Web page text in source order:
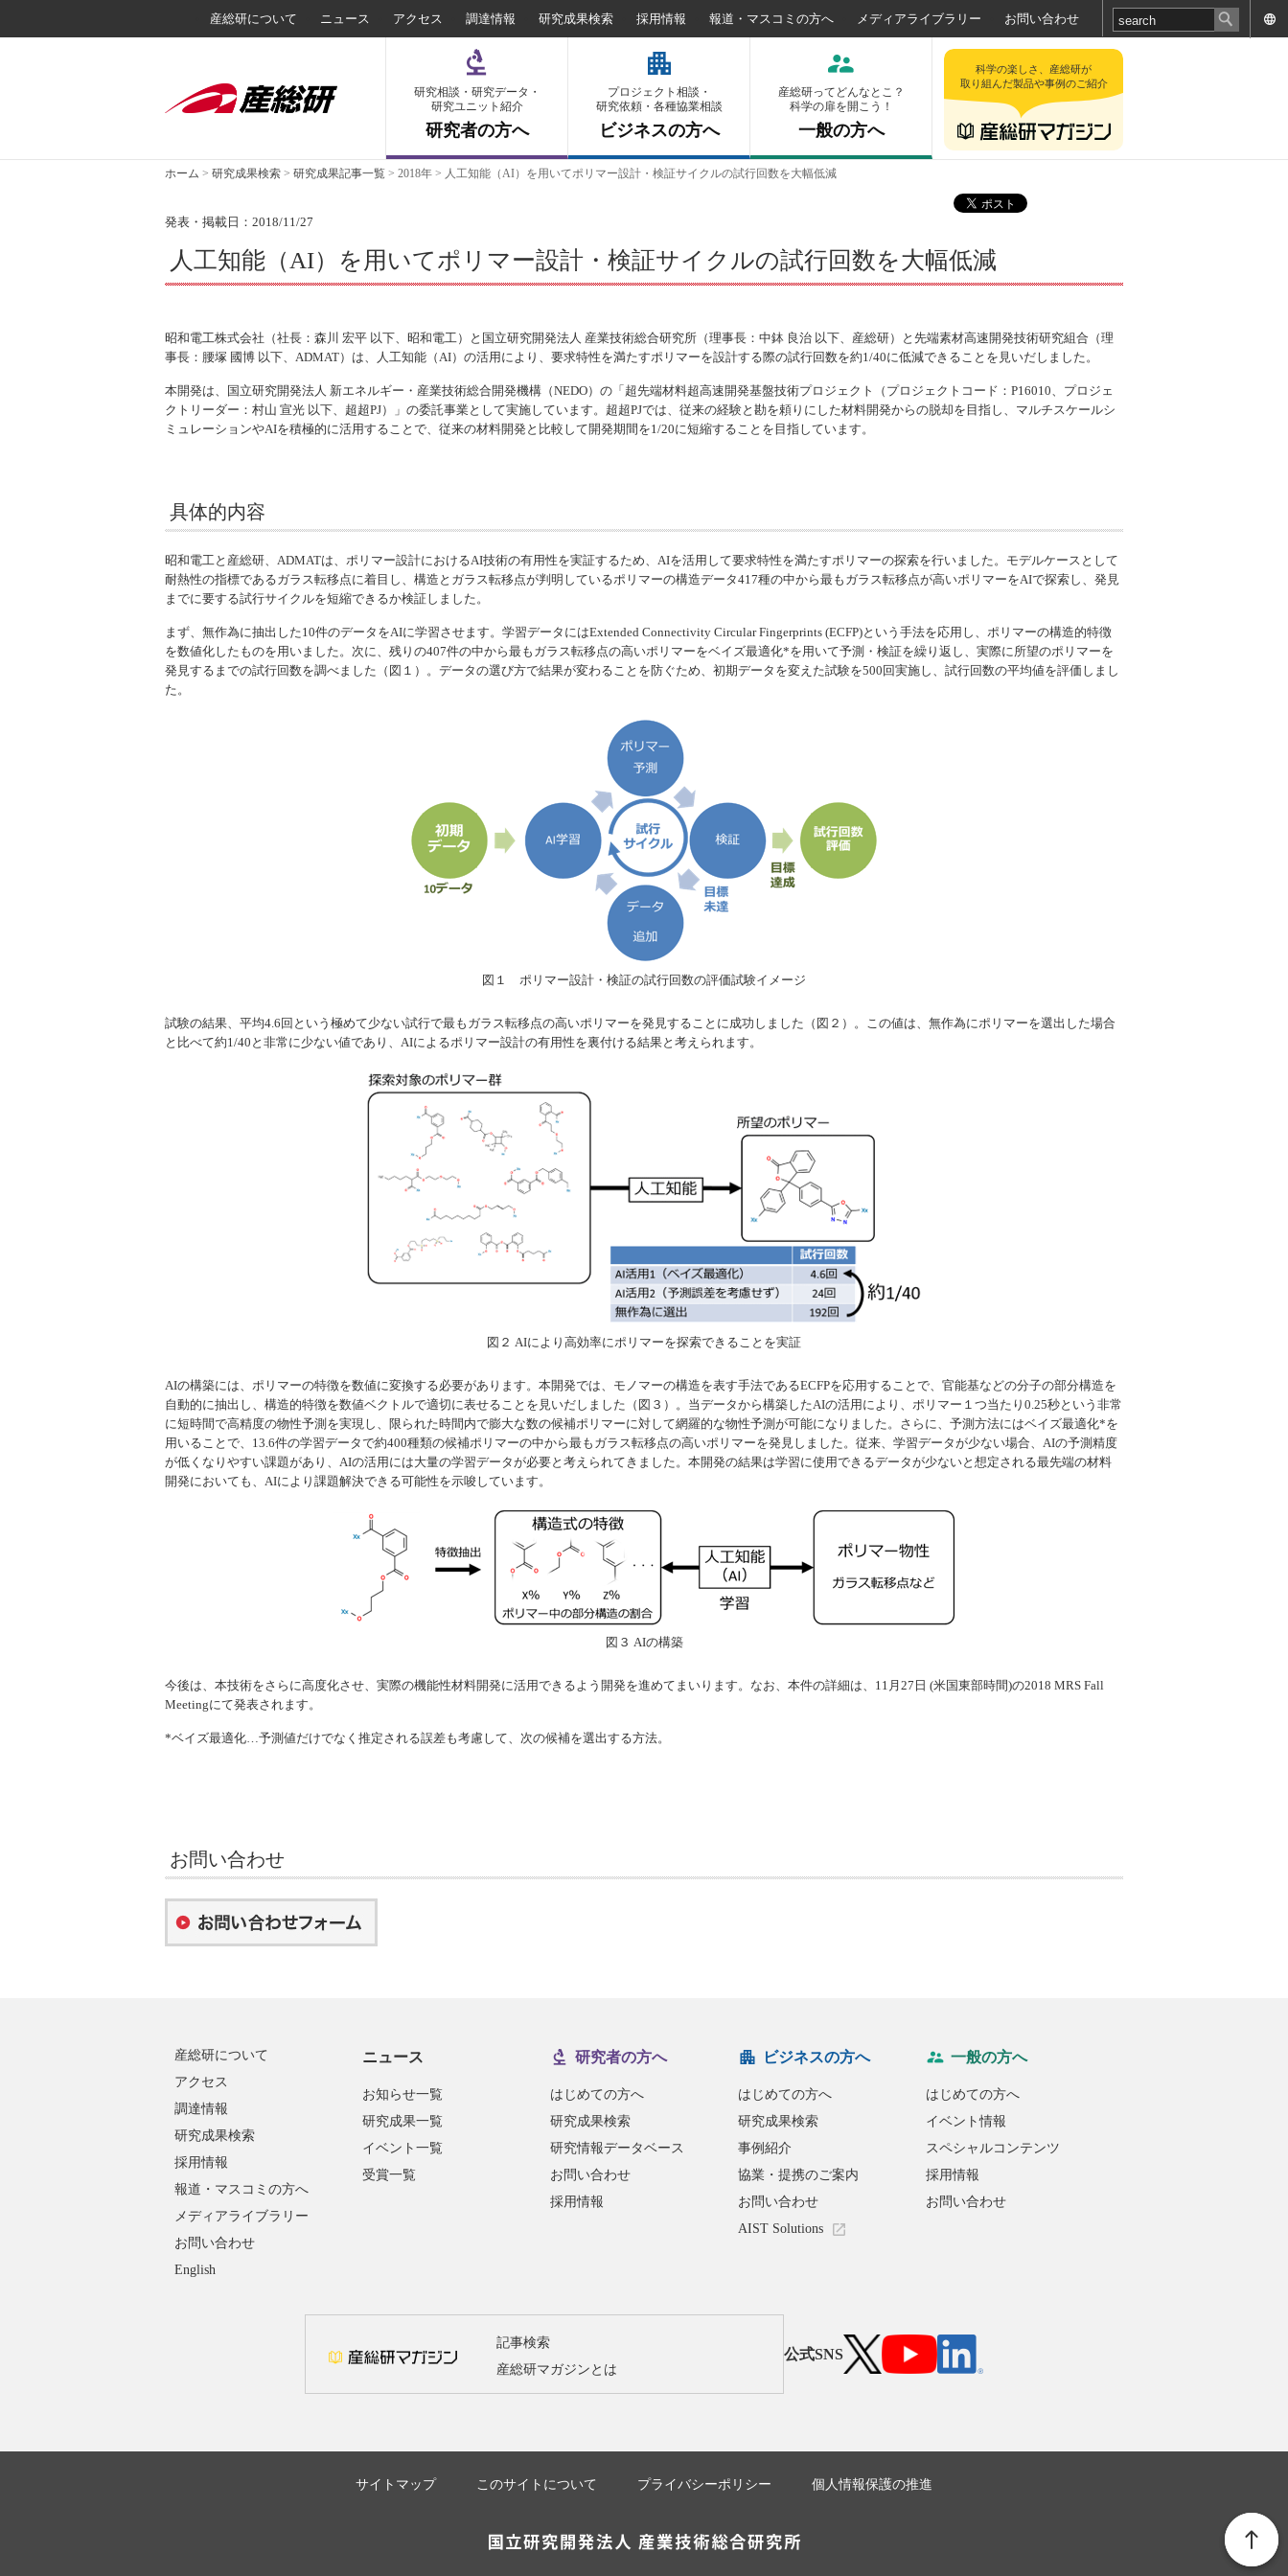
産総研について ニュース アクセス 調達情報 研究成果検索 採用情報 報道・マスコミの方へ メディアライブラリー お問い合わせ
研究相談・研究データ・
研究ユニット紹介
研究者の方へ
プロジェクト相談・
研究依頼・各種協業相談
ビジネスの方へ
産総研ってどんなとこ？
科学の扉を開こう！
一般の方へ
科学の楽しさ、産総研が
取り組んだ製品や事例のご紹介
ホーム > 研究成果検索 > 研究成果記事一覧 > 2018年 > 人工知能（AI）を用いてポリマー設計・検証サイクルの試行回数を大幅低減
発表・掲載日：2018/11/27
人工知能（AI）を用いてポリマー設計・検証サイクルの試行回数を大幅低減
昭和電工株式会社（社長：森川 宏平 以下、昭和電工）と国立研究開発法人 産業技術総合研究所（理事長：中鉢 良治 以下、産総研）と先端素材高速開発技術研究組合（理
事長：腰塚 國博 以下、ADMAT）は、人工知能（AI）の活用により、要求特性を満たすポリマーを設計する際の試行回数を約1/40に低減できることを見いだしました。
本開発は、国立研究開発法人 新エネルギー・産業技術総合開発機構（NEDO）の「超先端材料超高速開発基盤技術プロジェクト（プロジェクトコード：P16010、プロジェ
クトリーダー：村山 宣光 以下、超超PJ）」の委託事業として実施しています。超超PJでは、従来の経験と勘を頼りにした材料開発からの脱却を目指し、マルチスケールシ
ミュレーションやAIを積極的に活用することで、従来の材料開発と比較して開発期間を1/20に短縮することを目指しています。
具体的内容
昭和電工と産総研、ADMATは、ポリマー設計におけるAI技術の有用性を実証するため、AIを活用して要求特性を満たすポリマーの探索を行いました。モデルケースとして
耐熱性の指標であるガラス転移点に着目し、構造とガラス転移点が判明しているポリマーの構造データ417種の中から最もガラス転移点が高いポリマーをAIで探索し、発見
までに要する試行サイクルを短縮できるか検証しました。
まず、無作為に抽出した10件のデータをAIに学習させます。学習データにはExtended Connectivity Circular Fingerprints (ECFP)という手法を応用し、ポリマーの構造的特徴
を数値化したものを用いました。次に、残りの407件の中から最もガラス転移点の高いポリマーをベイズ最適化*を用いて予測・検証を繰り返し、実際に所望のポリマーを
発見するまでの試行回数を調べました（図１）。データの選び方で結果が変わることを防ぐため、初期データを変えた試験を500回実施し、試行回数の平均値を評価しまし
た。
図１ ポリマー設計・検証の試行回数の評価試験イメージ
試験の結果、平均4.6回という極めて少ない試行で最もガラス転移点の高いポリマーを発見することに成功しました（図２）。この値は、無作為にポリマーを選出した場合
と比べて約1/40と非常に少ない値であり、AIによるポリマー設計の有用性を裏付ける結果と考えられます。
図２ AIにより高効率にポリマーを探索できることを実証
AIの構築には、ポリマーの特徴を数値に変換する必要があります。本開発では、モノマーの構造を表す手法であるECFPを応用することで、官能基などの分子の部分構造を
自動的に抽出し、構造的特徴を数値ベクトルで適切に表せることを見いだしました（図３）。当データから構築したAIの活用により、ポリマー１つ当たり0.25秒という非常
に短時間で高精度の物性予測を実現し、限られた時間内で膨大な数の候補ポリマーに対して網羅的な物性予測が可能になりました。さらに、予測方法にはベイズ最適化*を
用いることで、13.6件の学習データで約400種類の候補ポリマーの中から最もガラス転移点の高いポリマーを発見しました。従来、学習データが少ない場合、AIの予測精度
が低くなりやすい課題があり、AIの活用には大量の学習データが必要と考えられてきました。本開発の結果は学習に使用できるデータが少ないと想定される最先端の材料
開発においても、AIにより課題解決できる可能性を示唆しています。
図３ AIの構築
今後は、本技術をさらに高度化させ、実際の機能性材料開発に活用できるよう開発を進めてまいります。なお、本件の詳細は、11月27日 (米国東部時間)の2018 MRS Fall
Meetingにて発表されます。
*ベイズ最適化…予測値だけでなく推定される誤差も考慮して、次の候補を選出する方法。
お問い合わせ
産総研について
アクセス
調達情報
研究成果検索
採用情報
報道・マスコミの方へ
メディアライブラリー
お問い合わせ
English
ニュース
お知らせ一覧
研究成果一覧
イベント一覧
受賞一覧
研究者の方へ
はじめての方へ
研究成果検索
研究情報データベース
お問い合わせ
採用情報
ビジネスの方へ
はじめての方へ
研究成果検索
事例紹介
協業・提携のご案内
お問い合わせ
AIST Solutions
一般の方へ
はじめての方へ
イベント情報
スペシャルコンテンツ
採用情報
お問い合わせ
記事検索
産総研マガジンとは
公式SNS
サイトマップ このサイトについて プライバシーポリシー 個人情報保護の推進